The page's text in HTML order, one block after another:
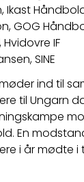
Ikast
GOG
IF
SINE
ind til
til Ungarn
En
i år mødte